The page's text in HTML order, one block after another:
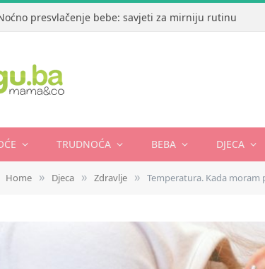
presvlačenje bebe: savjeti za mirniju rutinu
TRUDNOĆA BEBA DJECA
Home » Djeca » Zdravlje » Temperatura. Kada